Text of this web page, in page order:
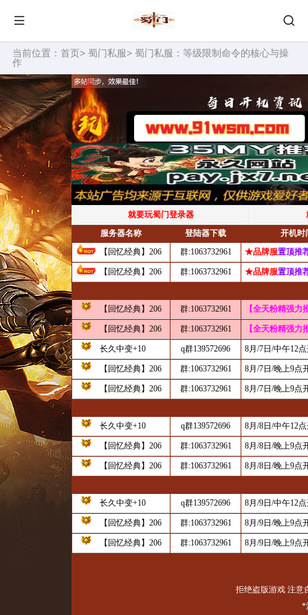
当前位置： 首页> 蜀门私服> 蜀门私服：等级限制命令的核心与操
作